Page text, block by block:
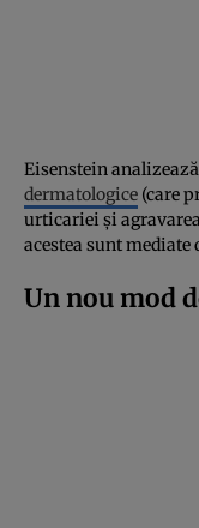
Eisenstein
dermatologice (care
urticariei și
acestea sunt mediate
Un nou mod